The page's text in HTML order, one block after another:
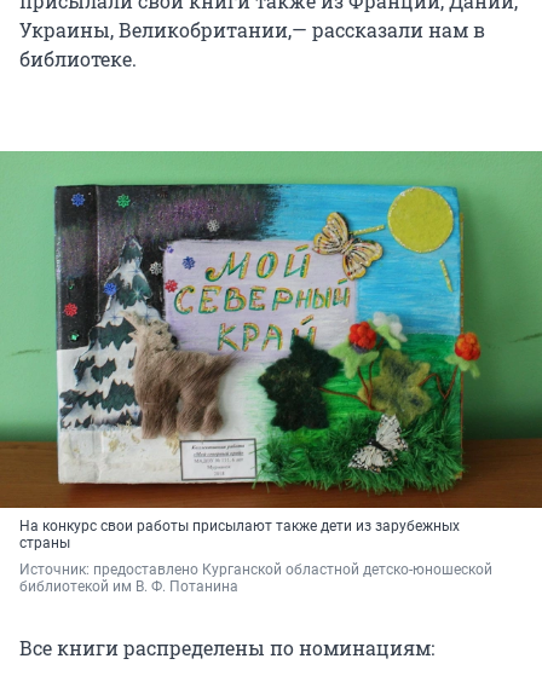
Украины, Великобритании,— рассказали нам в
библиотеке.
На конкурс свои работы присылают также дети из зарубежных
страны
Источник: предоставлено Курганской областной детско-юношеской
библиотекой им В. Ф. Потанина
Все книги распределены по номинациям: